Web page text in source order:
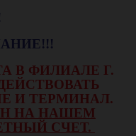
В ФИЛИАЛЕ Г.
И ТЕРМИНАЛ.
НА НАШЕМ
СЧЕТ.